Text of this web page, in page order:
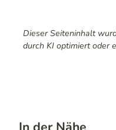
Dieser Seiteninhalt
durch KI optimiert oder